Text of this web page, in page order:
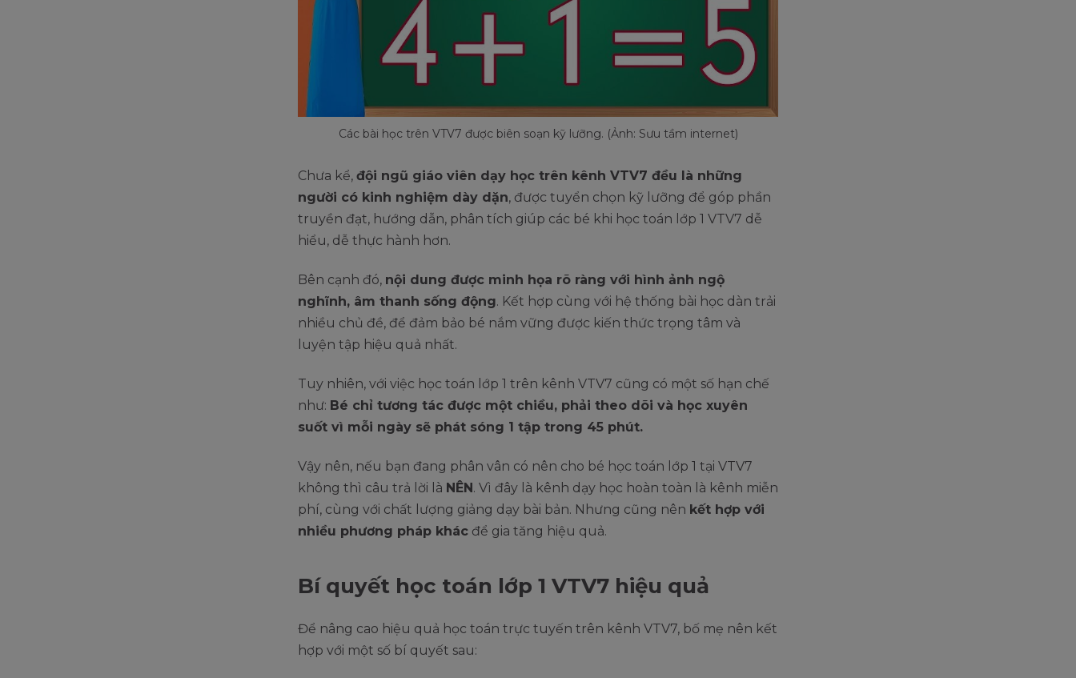
Các bài học trên VTV7 được biên soạn kỹ lưỡng. (Ảnh: Sưu tầm internet)
Chưa kể, đội ngũ giáo viên dạy học trên kênh VTV7 đều là những
người có kinh nghiệm dày dặn, được tuyển chọn kỹ lưỡng để góp phần
truyền đạt, hướng dẫn, phân tích giúp các bé khi học toán lớp 1 VTV7 dễ
hiểu, dễ thực hành hơn.
Bên cạnh đó, nội dung được minh họa rõ ràng với hình ảnh ngộ
nghĩnh, âm thanh sống động. Kết hợp cùng với hệ thống bài học dàn trải
nhiều chủ đề, để đảm bảo bé nắm vững được kiến thức trọng tâm và
luyện tập hiệu quả nhất.
Tuy nhiên, với việc học toán lớp 1 trên kênh VTV7 cũng có một số hạn chế
như: Bé chỉ tương tác được một chiều, phải theo dõi và học xuyên
suốt vì mỗi ngày sẽ phát sóng 1 tập trong 45 phút.
Vậy nên, nếu bạn đang phân vân có nên cho bé học toán lớp 1 tại VTV7
không thì câu trả lời là NÊN . Vì đây là kênh dạy học hoàn toàn là kênh miễn
phí, cùng với chất lượng giảng dạy bài bản. Nhưng cũng nên kết hợp với
nhiều phương pháp khác để gia tăng hiệu quả.
Bí quyết học toán lớp 1 VTV7 hiệu quả
Để nâng cao hiệu quả học toán trực tuyến trên kênh VTV7, bố mẹ nên kết
hợp với một số bí quyết sau: